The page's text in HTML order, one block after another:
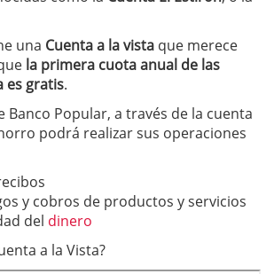
una Cuenta a la vista que merece
la primera cuota anual de las
es gratis.
Banco Popular, a través de la cuenta
podrá realizar sus operaciones
y cobros de productos y servicios
del dinero
a la Vista?